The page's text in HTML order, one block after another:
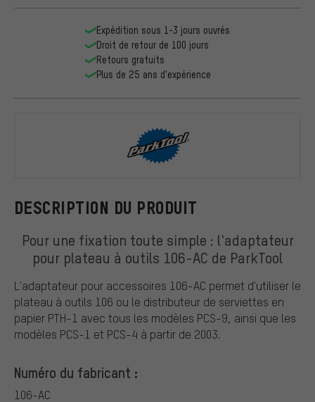
DESCRIPTION DU PRODUIT
Pour une fixation toute simple : l'adaptateur
pour plateau à outils 106-AC de ParkTool
L'adaptateur pour accessoires 106-AC permet d'utiliser le
plateau à outils 106 ou le distributeur de serviettes en
papier PTH-1 avec tous les modèles PCS-9, ainsi que les
modèles PCS-1 et PCS-4 à partir de 2003.
Numéro du fabricant :
106-AC
Expédition sous 1-3 jours ouvrés
Droit de retour de 100 jours
Retours gratuits
Plus de 25 ans d'expérience